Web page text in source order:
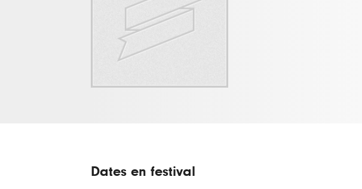
Dates en festival